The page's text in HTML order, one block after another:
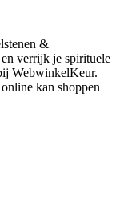
&
verrijk je spirituele
WebwinkelKeur.
kan shoppen